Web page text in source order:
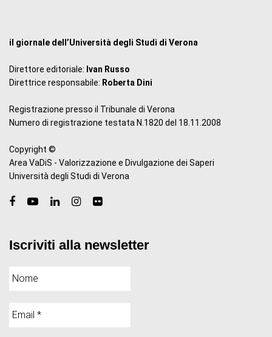
il giornale dell’Università degli Studi di Verona
Direttore editoriale: Ivan Russo
Direttrice responsabile: Roberta Dini
Registrazione presso il Tribunale di Verona
Numero di registrazione testata N.1820 del 18.11.2008
Copyright ©
Area VaDiS - Valorizzazione e Divulgazione dei Saperi
Università degli Studi di Verona
Iscriviti alla newsletter